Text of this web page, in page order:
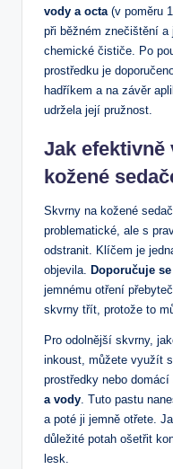
vody a octa(v poměru
při běžném znečištění
chemické čističe. Po
prostředku je
hadříkem a na závěr
udržela její pružnost.
Jak
kožené
Skvrny na kožené
problematické, ale s
odstranit. Klíčem je
objevila. Doporučuje
jemnému otření
skvrny třít, protože to
Pro odolnější skvrny,
inkoust, můžete využít
prostředky nebo
a vody. Tuto pastu
a poté ji jemně otřete.
důležité potah ošetřit
lesk.